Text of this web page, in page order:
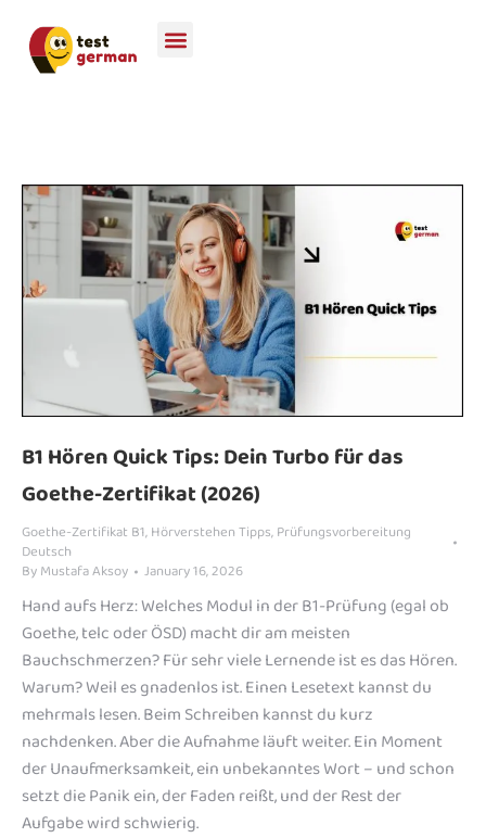
B1 Hören Quick Tips: Dein Turbo für das
Goethe-Zertifikat (2026)
Goethe-Zertifikat B1,Hörverstehen Tipps,Prüfungsvorbereitung
Deutsch
ByMustafa Aksoy January 16, 2026
Hand aufs Herz: Welches Modul in der B1-Prüfung (egal ob
Goethe, telc oder ÖSD) macht dir am meisten
Bauchschmerzen? Für sehr viele Lernende ist es das Hören.
Warum? Weil es gnadenlos ist. Einen Lesetext kannst du
mehrmals lesen. Beim Schreiben kannst du kurz
nachdenken. Aber die Aufnahme läuft weiter. Ein Moment
der Unaufmerksamkeit, ein unbekanntes Wort – und schon
setzt die Panik ein, der Faden reißt, und der Rest der
Aufgabe wird schwierig.